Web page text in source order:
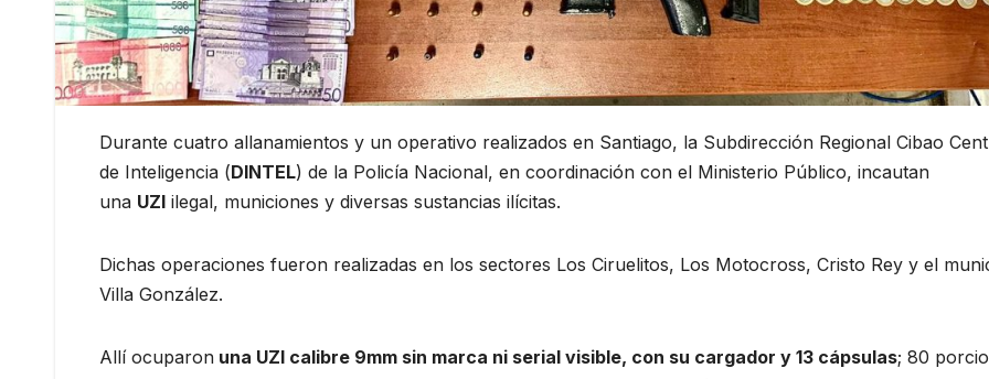
Durante cuatro allanamientos y un operativo realizados en Santiago, la Subdirección Regional Cibao
de Inteligencia (DINTEL) de la Policía Nacional, en coordinación con el Ministerio Público, incautan
una UZI ilegal, municiones y diversas sustancias ilícitas.
Dichas operaciones fueron realizadas en los sectores Los Ciruelitos, Los Motocross, Cristo Rey y el
Villa González.
Allí ocuparon una UZI calibre 9mm sin marca ni serial visible, con su cargador y 13 cápsulas; 80